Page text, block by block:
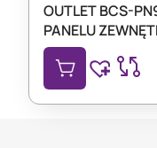
OUTLET BCS-
PANELU